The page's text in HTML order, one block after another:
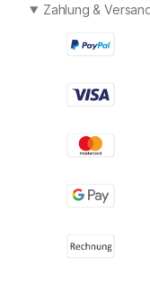
O
Zahlung &